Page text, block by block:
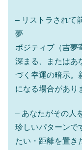
– リストラされて
夢
ポジティブ（吉夢
深まる、またはあ
づく幸運の暗示。
になる場合があり
– あなたがその人
珍しいパターンで
たい・距離を置き